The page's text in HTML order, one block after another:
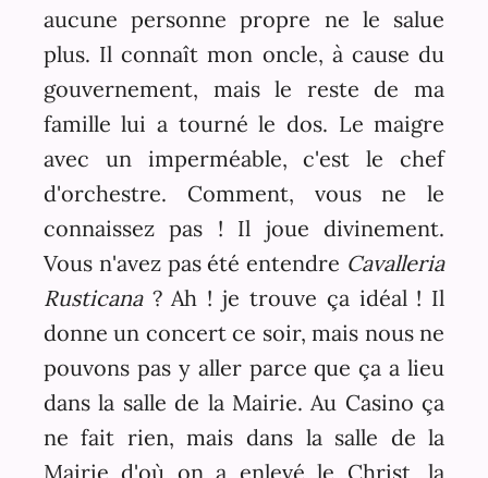
aucune personne propre ne le salue
plus. Il connaît mon oncle, à cause du
gouvernement, mais le reste de ma
famille lui a tourné le dos. Le maigre
avec un imperméable, c'est le chef
d'orchestre. Comment, vous ne le
connaissez pas ! Il joue divinement.
Vous n'avez pas été entendre Cavalleria
Rusticana? Ah ! je trouve ça idéal ! Il
donne un concert ce soir, mais nous ne
pouvons pas y aller parce que ça a lieu
dans la salle de la Mairie. Au Casino ça
ne fait rien, mais dans la salle de la
Mairie d'où on a enlevé le Christ, la